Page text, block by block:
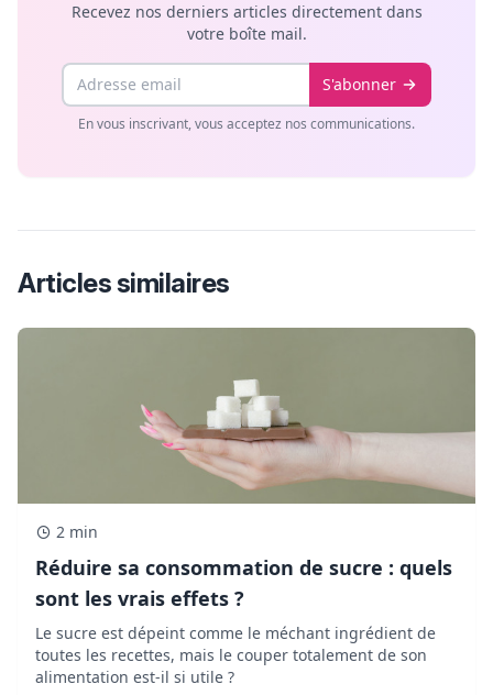
Recevez nos derniers articles directement dans
votre boîte mail.
Email S'abonner
En vous inscrivant, vous acceptez nos communications.
Articles similaires
2 min
Réduire sa consommation de sucre : quels
sont les vrais effets ?
Le sucre est dépeint comme le méchant ingrédient de
toutes les recettes, mais le couper totalement de son
alimentation est-il si utile ?